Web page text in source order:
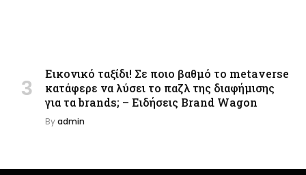
Εικονικό ταξίδι! Σε ποιο βαθμό το metaverse
κατάφερε να λύσει το παζλ της διαφήμισης
για τα brands; – Ειδήσεις Brand Wagon
Byadmin